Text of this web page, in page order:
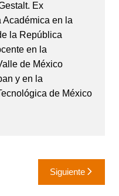
Ex
Académica en la
la República
en la
de México
y en la
de México
Siguiente